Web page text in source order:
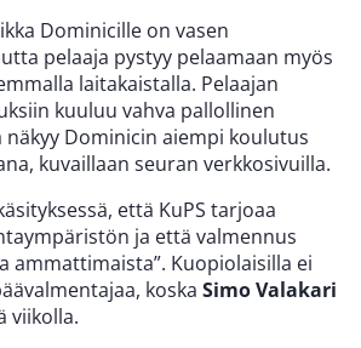
Dominicille on vasen
pelaaja pystyy pelaamaan myös
laitakaistalla. Pelaajan
kuuluu vahva pallollinen
näkyy Dominicin aiempi koulutus
kuvaillaan seuran verkkosivuilla.
että KuPS tarjoaa
ja että valmennus
ammattimaista”. Kuopiolaisilla ei
koska Simo Valakari
viikolla.